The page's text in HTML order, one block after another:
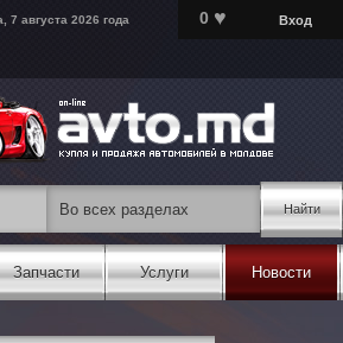
7 августа 2026 года 0 ♥ Вход
Найти
Запчасти Услуги Новости